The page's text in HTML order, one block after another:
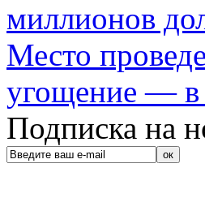
миллионов
Место
угощение — в
Подписка на